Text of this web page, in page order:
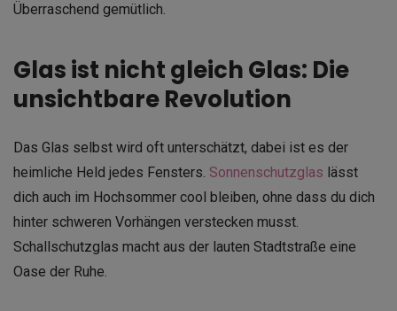
Überraschend gemütlich.
Glas ist nicht gleich Glas: Die
unsichtbare Revolution
Das Glas selbst wird oft unterschätzt, dabei ist es der
heimliche Held jedes Fensters. Sonnenschutzglas lässt
dich auch im Hochsommer cool bleiben, ohne dass du dich
hinter schweren Vorhängen verstecken musst.
Schallschutzglas macht aus der lauten Stadtstraße eine
Oase der Ruhe.